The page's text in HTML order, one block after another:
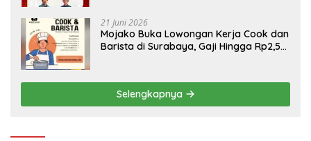
21 Juni 2026
Mojako Buka Lowongan Kerja Cook dan
Barista di Surabaya, Gaji Hingga Rp2,5
Selengkapnya